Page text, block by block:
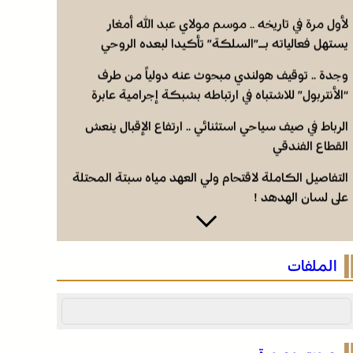
لأول مرة في تاريخه .. موسم مولاي عبد الله أمغار
يستهل فعالياته بـ”السلكة” تأكيدا لبعده الروحي
وجدة .. توقيف هولندي مبحوث عنه دولياً من طرف
“الأنتربول” للاشتباه في ارتباطه بشبكة إجرامية عابرة
الرباط في صيف سياحي استثنائي .. ارتفاع الإقبال ينعش
القطاع الفندقي
التفاصيل الكاملة لاقتحام ولي العهد مياه سبتة المحتلة
على لسان الهدهد !
لأول مرة في تاريخه .. موسم مولاي عبد الله أمغار
وجدة .. توقيف هولندي مبحوث عنه دولياً من طرف
الملفات